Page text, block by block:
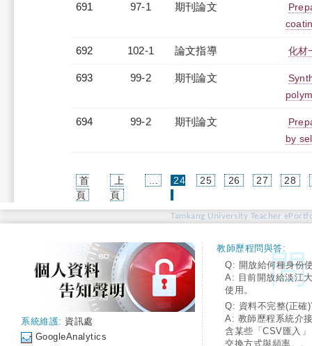
691 97-1 期刊論文
692 102-1 論文指導 化材
693 99-2 期刊論文
694 99-2 期刊論文
by
首
頁
上
頁
24
25 26 27 28
Tamkang University Teacher
系統維護: 資訊處
GoogleAnalytics
教師歷程問與答:
Q: 開放給何種身份
A: 目前開放給淡江
使用。
Q: 資料不完整(正確
A: 教師歷程系統介
含某些「CSV匯入
交換方式與頻率。。